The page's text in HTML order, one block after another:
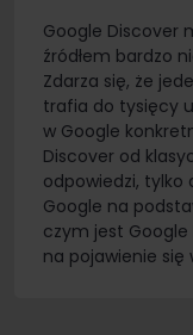
Google Discover
źródłem bardzo
Zdarza się, że
trafia do tysięcy
w Google
Discover od
odpowiedzi,
Google na
czym jest Google
na pojawienie się